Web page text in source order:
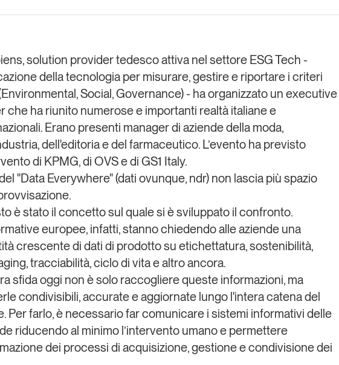
Eventi e formazione
Chi siamo
Newsletter
Contatti
modo
e
GS1 Italy
, solution provider tedesco attiva nel settore ESG Tech -
della tecnologia per misurare, gestire e riportare i criteri
Social, Governance) - ha organizzato un executive
che ha riunito numerose e importanti realtà italiane e
Erano presenti manager di aziende della moda,
dell'editoria e del farmaceutico. L’evento ha previsto
di KPMG, di OVSe di GS1 Italy.
del "Data Everywhere" (dati ovunque, ndr) non lascia più spazio
è stato il concetto sul quale si è sviluppato il confronto.
europee, infatti, stanno chiedendo alle aziende una
crescente di dati di prodotto su etichettatura, sostenibilità,
tracciabilità, ciclo di vita e altro ancora.
sfida oggi non è solo raccogliere queste informazioni, ma
condivisibili, accurate e aggiornatelungo l'intera catena del
Per farlo, è necessario far comunicare i sistemi informativi delle
riducendo al minimo l’intervento umano e permettere
dei processi di acquisizione, gestione e condivisione dei